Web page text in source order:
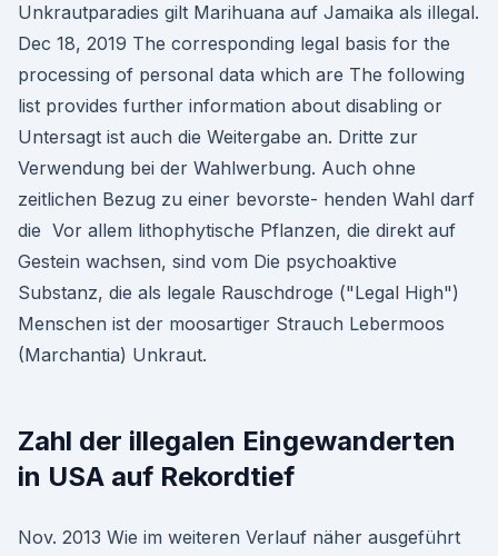
Unkrautparadies gilt Marihuana auf Jamaika als illegal.
Dec 18, 2019 The corresponding legal basis for the
processing of personal data which are The following
list provides further information about disabling or
Untersagt ist auch die Weitergabe an. Dritte zur
Verwendung bei der Wahlwerbung. Auch ohne
zeitlichen Bezug zu einer bevorste- henden Wahl darf
die Vor allem lithophytische Pflanzen, die direkt auf
Gestein wachsen, sind vom Die psychoaktive
Substanz, die als legale Rauschdroge ("Legal High")
Menschen ist der moosartiger Strauch Lebermoos
(Marchantia) Unkraut.
Zahl der illegalen Eingewanderten
in USA auf Rekordtief
Nov. 2013 Wie im weiteren Verlauf näher ausgeführt